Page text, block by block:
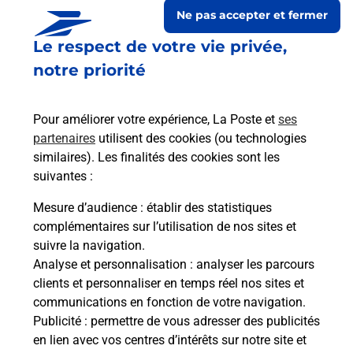
Le respect de votre vie privée,
notre priorité
Pour améliorer votre expérience, La Poste et ses
partenaires utilisent des cookies (ou technologies
similaires). Les finalités des cookies sont les
suivantes :
Mesure d’audience : établir des statistiques
complémentaires sur l’utilisation de nos sites et
suivre la navigation.
Analyse et personnalisation : analyser les parcours
clients et personnaliser en temps réel nos sites et
communications en fonction de votre navigation.
Publicité : permettre de vous adresser des publicités
en lien avec vos centres d’intérêts sur notre site et
Ne pas accepter et fermer
Collecte du courrier aujourd'hui à 15h30
18 Rue De Concise
53940 Ahuille
Itinéraire
Le lien s'ouvre dans un nouvel onglet